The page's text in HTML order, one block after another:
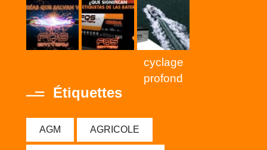
cyclage
profond
Étiquettes
AGM AGRICOLE